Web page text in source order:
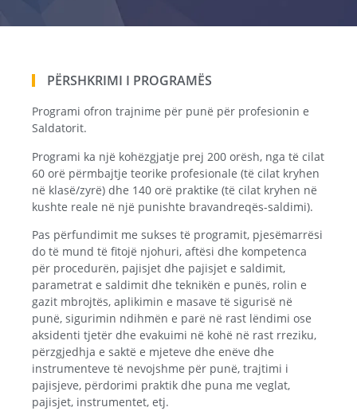
PËRSHKRIMI I PROGRAMËS
Programi ofron trajnime për punë për profesionin e
Saldatorit.
Programi ka një kohëzgjatje prej 200 orësh, nga të cilat
60 orë përmbajtje teorike profesionale (të cilat kryhen
në klasë/zyrë) dhe 140 orë praktike (të cilat kryhen në
kushte reale në një punishte bravandreqës-saldimi).
Pas përfundimit me sukses të programit, pjesëmarrësi
do të mund të fitojë njohuri, aftësi dhe kompetenca
për procedurën, pajisjet dhe pajisjet e saldimit,
parametrat e saldimit dhe teknikën e punës, rolin e
gazit mbrojtës, aplikimin e masave të sigurisë në
punë, sigurimin ndihmën e parë në rast lëndimi ose
aksidenti tjetër dhe evakuimi në kohë në rast rreziku,
përzgjedhja e saktë e mjeteve dhe enëve dhe
instrumenteve të nevojshme për punë, trajtimi i
pajisjeve, përdorimi praktik dhe puna me veglat,
pajisjet, instrumentet, etj.